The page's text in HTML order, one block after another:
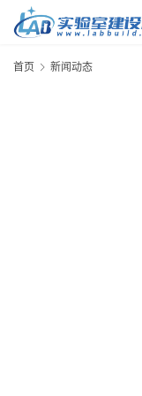
首页 新闻动态